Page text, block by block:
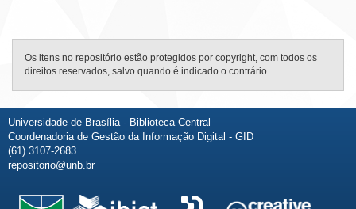
Os itens no repositório estão protegidos por copyright, com todos os
direitos reservados, salvo quando é indicado o contrário.
Universidade de Brasília - Biblioteca Central
Coordenadoria de Gestão da Informação Digital - GID
(61) 3107-2683
repositorio@unb.br